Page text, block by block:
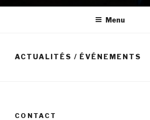
Menu
ACTUALITÉS / ÉVÉNEMENTS
CONTACT